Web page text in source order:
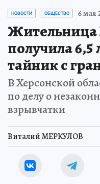
НОВОСТИ ОБЩЕСТВО 6 мая
получила 6,5
тайник с
В Херсонской
по делу о
взрывчатки
Виталий МЕРКУЛОВ